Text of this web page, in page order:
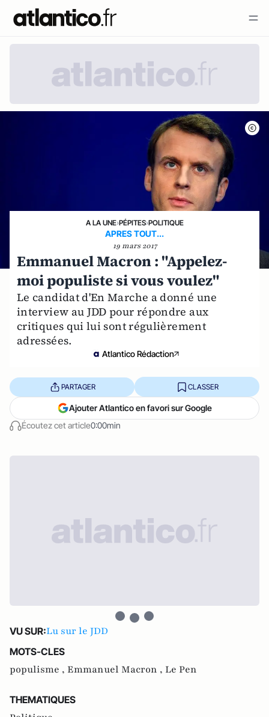
A LA UNE›PÉPITES›POLITIQUE
APRES TOUT...
19 mars 2017
Emmanuel Macron : "Appelez-
moi populiste si vous voulez"
Le candidat d'En Marche a donné une
interview au JDD pour répondre aux
critiques qui lui sont régulièrement
adressées.
Atlantico Rédaction
Écoutez cet article0:00min
PARTAGER CLASSER
Ajouter Atlantico en favori sur Google
VU SUR:Lu sur le JDD
MOTS-CLES
populisme , Emmanuel Macron , Le Pen
THEMATIQUES